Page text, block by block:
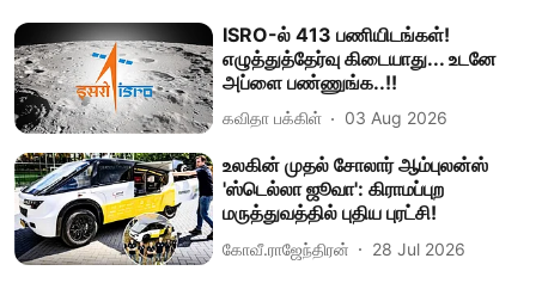
ISRO-ல் 413 பணியிடங்கள்!
எழுத்துத்தேர்வு கிடையாது... உடனே
அப்ளை பண்ணுங்க..!!
கவிதா பக்கிள் 03 Aug 2026
உலகின் முதல் சோலார் ஆம்புலன்ஸ்
'ஸ்டெல்லா ஜூவா': கிராமப்புற
மருத்துவத்தில் புதிய புரட்சி!
கோவீ.ராஜேந்திரன் 28 Jul 2026